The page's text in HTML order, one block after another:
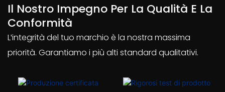
Il Nostro Impegno Per La Qualità E La
Conformità
L'integrità del tuo marchio è la nostra massima
priorità. Garantiamo i più alti standard qualitativi.